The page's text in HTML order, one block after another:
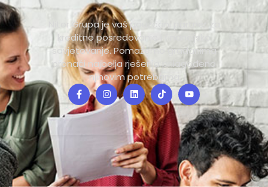
Nitor Grupa je vaš pouzdani partner za
kreditno posredovanje i financijsko
savjetovanje. Pomažemo građanima
pronaći najbolja rješenja prilagođena
njihovim potrebama